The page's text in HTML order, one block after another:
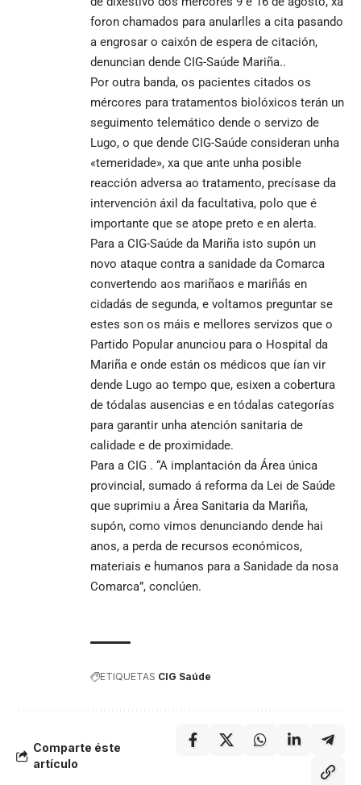
foron chamados para anularlles a cita pasando
a engrosar o caixón de espera de citación,
denuncian dende CIG-Saúde Mariña..
Por outra banda, os pacientes citados os
mércores para tratamentos biolóxicos terán un
seguimento telemático dende o servizo de
Lugo, o que dende CIG-Saúde consideran unha
«temeridade», xa que ante unha posible
reacción adversa ao tratamento, precísase da
intervención áxil da facultativa, polo que é
importante que se atope preto e en alerta.
Para a CIG-Saúde da Mariña isto supón un
novo ataque contra a sanidade da Comarca
convertendo aos mariñaos e mariñás en
cidadás de segunda, e voltamos preguntar se
estes son os máis e mellores servizos que o
Partido Popular anunciou para o Hospital da
Mariña e onde están os médicos que ían vir
dende Lugo ao tempo que, esixen a cobertura
de tódalas ausencias e en tódalas categorías
para garantir unha atención sanitaria de
calidade e de proximidade.
Para a CIG . “A implantación da Área única
provincial, sumado á reforma da Lei de Saúde
que suprimiu a Área Sanitaria da Mariña,
supón, como vimos denunciando dende hai
anos, a perda de recursos económicos,
materiais e humanos para a Sanidade da nosa
Comarca”, conclúen.
ETIQUETAS CIG Saúde
Comparte éste
artículo